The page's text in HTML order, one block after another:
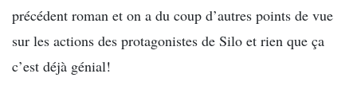
précédent roman et on a du coup d’autres points de vue
sur les actions des protagonistes de Silo et rien que ça
c’est déjà génial!